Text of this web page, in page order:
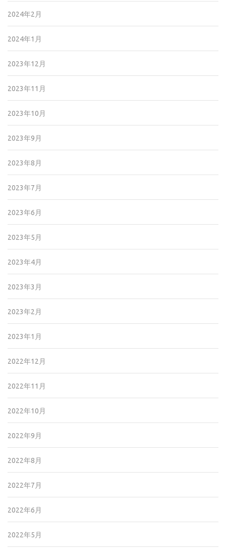
2024年2月
2024年1月
2023年12月
2023年11月
2023年10月
2023年9月
2023年8月
2023年7月
2023年6月
2023年5月
2023年4月
2023年3月
2023年2月
2023年1月
2022年12月
2022年11月
2022年10月
2022年9月
2022年8月
2022年7月
2022年6月
2022年5月